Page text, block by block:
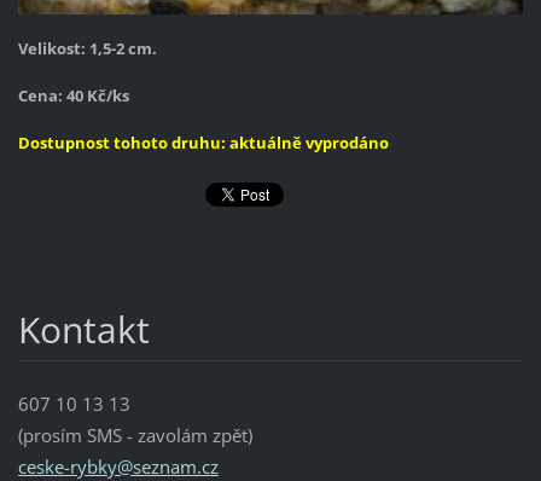
Velikost: 1,5-2 cm.
Cena: 40 Kč/ks
Dostupnost tohoto druhu: aktuálně vyprodáno
Kontakt
607 10 13 13
(prosím SMS - zavolám zpět)
ceske-rybky@seznam.cz